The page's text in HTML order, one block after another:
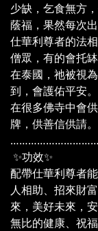
少缺，乞食無方
蔭福，果然每次
仕華利尊者的法
僧眾，有的會托
在泰國，祂被視
到，會護佑平安。
在很多佛寺中會
牌，供善信供請。
✨功效✨
配帶仕華利尊者
人相助、招來財
來，美好未來，
無比的健康、祝福